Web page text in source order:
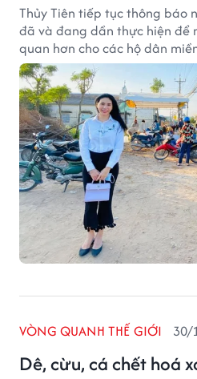
Thủy Tiên tiếp tục thông báo
đã và đang dần thực hiện để
quan hơn cho các hộ dân
sông Cửu Long.
Dê, cừu, cá chết hoá
VÒNG QUANH THẾ GIỚI 30/